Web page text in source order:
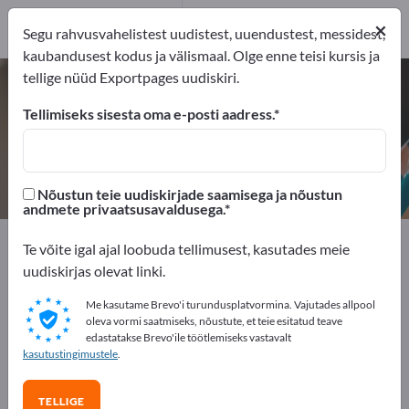
Isekleepuvad kiled – leidke
tootjaid ja tarnijaid
1
1
Exportpages Bürooseadmed Isekleepuvad kiled
Reklaamige tasuta Exportpages'is!
Vajadused – Pakkumised – Kasutatud kaubad –
Ärikontaktid >> alustage siit
Avalikusta oma ettevõte ja tooted
×
Segu rahvusvahelistest uudistest, uuendustest, messidest,
kaubandusest kodus ja välismaal. Olge enne teisi kursis ja
tellige nüüd Exportpages uudiskiri.
Tellimiseks sisesta oma e-posti aadress.
Nõustun teie uudiskirjade saamisega ja nõustun
andmete privaatsusavaldusega.
Te võite igal ajal loobuda tellimusest, kasutades meie
uudiskirjas olevat linki.
Me kasutame Brevo'i turundusplatvormina. Vajutades allpool
oleva vormi saatmiseks, nõustute, et teie esitatud teave
edastatakse Brevo'ile töötlemiseks vastavalt
kasutustingimustele.
TELLIGE